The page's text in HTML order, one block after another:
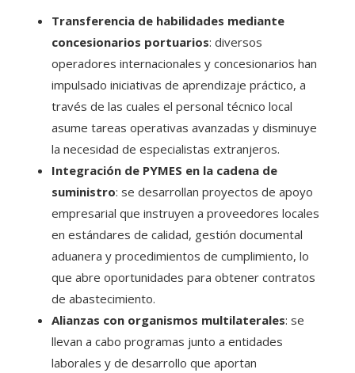
Transferencia de habilidades mediante
concesionarios portuarios: diversos
operadores internacionales y concesionarios han
impulsado iniciativas de aprendizaje práctico, a
través de las cuales el personal técnico local
asume tareas operativas avanzadas y disminuye
la necesidad de especialistas extranjeros.
Integración de PYMES en la cadena de
suministro: se desarrollan proyectos de apoyo
empresarial que instruyen a proveedores locales
en estándares de calidad, gestión documental
aduanera y procedimientos de cumplimiento, lo
que abre oportunidades para obtener contratos
de abastecimiento.
Alianzas con organismos multilaterales: se
llevan a cabo programas junto a entidades
laborales y de desarrollo que aportan